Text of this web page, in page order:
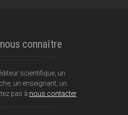
connaître
scientifique, un
un enseignant, un
pas à nous contacter